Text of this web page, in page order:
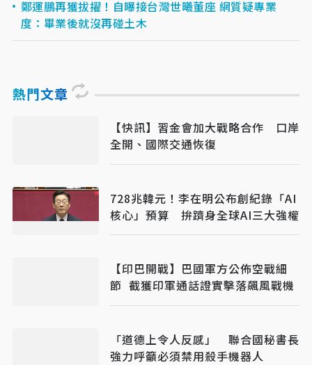
鄭運鵬再獲拔擢！自曝接台灣世曦董座 網質疑專業
度：畢業後就沒再碰土木
熱門文章
【快訊】習金會加大戰略合作 口岸
全開、國際交通恢復
728兆韓元！李在明公布創紀錄「AI
核心」預算 拚躋身全球AI三大強權
【印巴開戰】巴國軍方公佈空戰細
節 截獲印軍通話證實擊落飆風戰機
「道德上令人反感」 聯合國秘書長
強力呼籲必須禁用殺手機器人